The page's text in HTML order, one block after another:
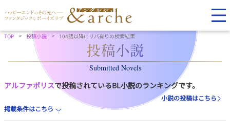
TOP 投稿小説 104話以降にリバ有りの検索結果
Submitted Novels
アルファポリスで投稿されているBL小説のランキングです。
小説の投稿はこちら
掲載条件はこちら